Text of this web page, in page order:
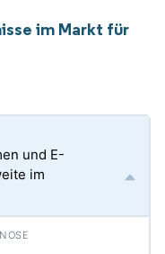
im Markt für
und E-
im